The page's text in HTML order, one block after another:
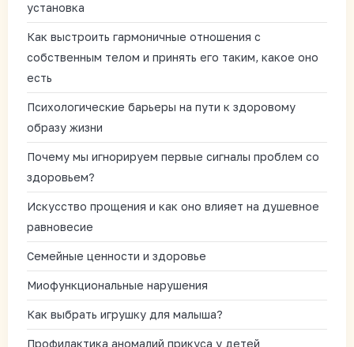
установка
Как выстроить гармоничные отношения с
собственным телом и принять его таким, какое оно
есть
Психологические барьеры на пути к здоровому
образу жизни
Почему мы игнорируем первые сигналы проблем со
здоровьем?
Искусство прощения и как оно влияет на душевное
равновесие
Семейные ценности и здоровье
Миофункциональные нарушения
Как выбрать игрушку для малыша?
Профилактика аномалий прикуса у детей